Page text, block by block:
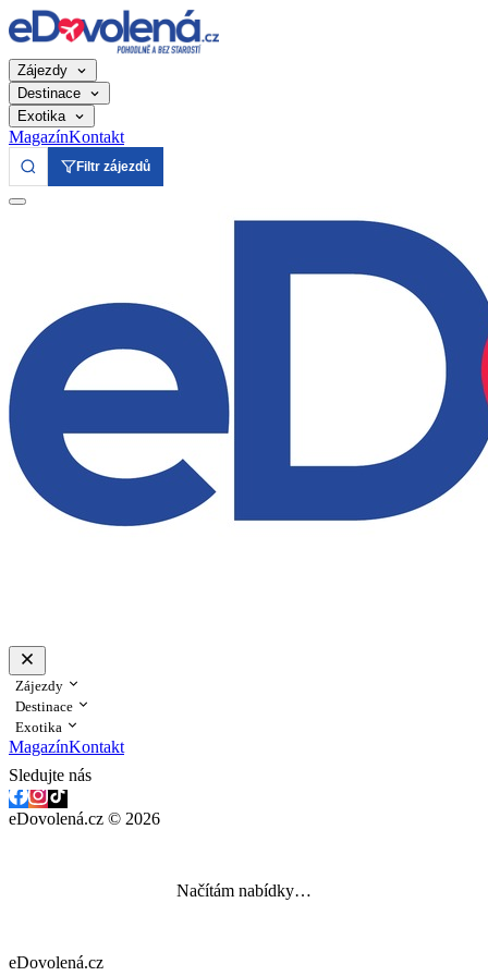
Zájezdy
Destinace
Exotika
MagazínKontakt
Filtr zájezdů
Zájezdy
Destinace
Exotika
MagazínKontakt
Sledujte nás
eDovolená.cz © 2026
Načítám nabídky…
eDovolená.cz